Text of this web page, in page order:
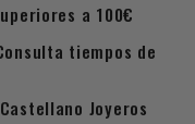
a 100€
tiempos de
Joyeros